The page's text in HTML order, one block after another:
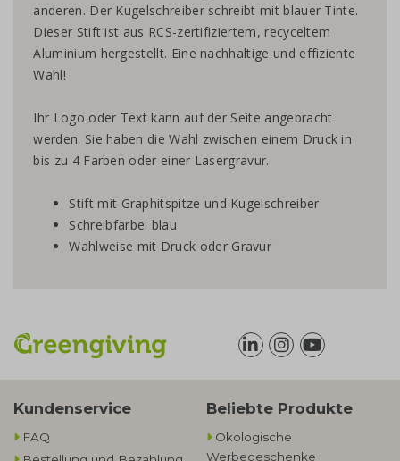
anderen. Der Kugelschreiber schreibt mit blauer Tinte.
Dieser Stift ist aus RCS-zertifiziertem, recyceltem
Aluminium hergestellt. Eine nachhaltige und effiziente
Wahl!
Ihr Logo oder Text kann auf der Seite angebracht
werden. Sie haben die Wahl zwischen einem Druck in
bis zu 4 Farben oder einer Lasergravur.
Stift mit Graphitspitze und Kugelschreiber
Schreibfarbe: blau
Wahlweise mit Druck oder Gravur
Kundenservice
FAQ
Beliebte Produkte
Ökologische
Werbegeschenke​